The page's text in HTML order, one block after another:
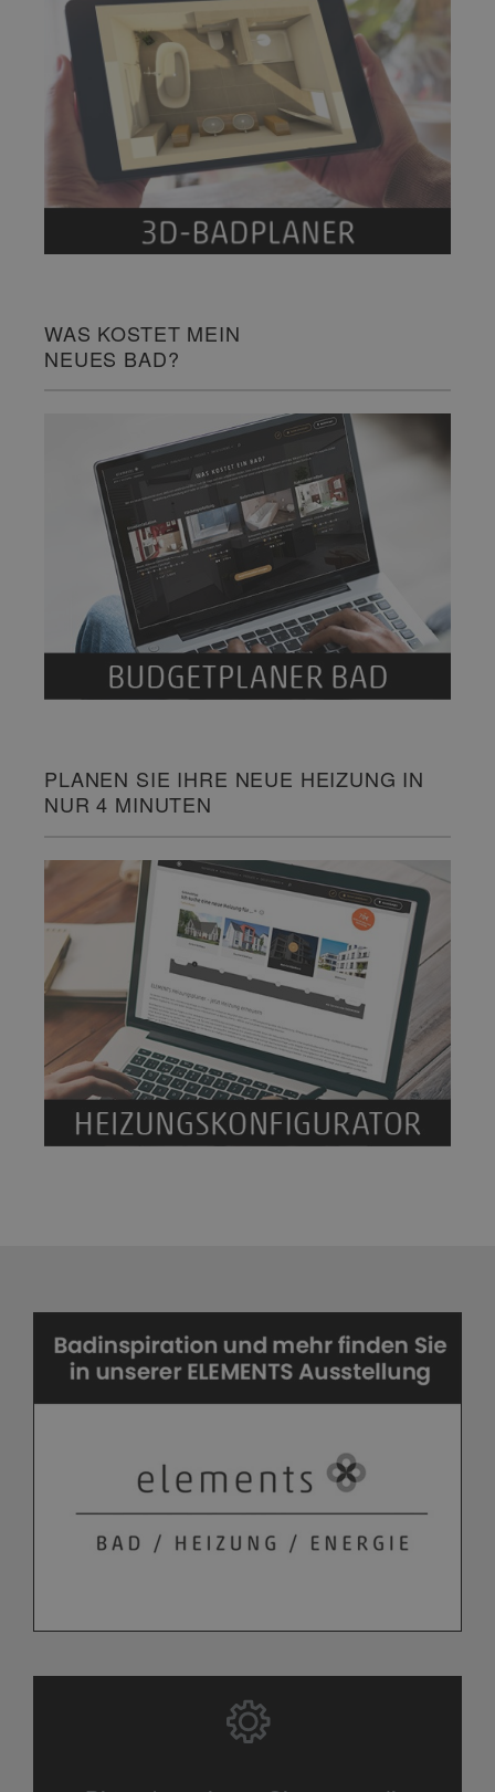
WAS KOSTET MEIN
NEUES BAD?
PLANEN SIE IHRE NEUE HEIZUNG IN
NUR 4 MINUTEN